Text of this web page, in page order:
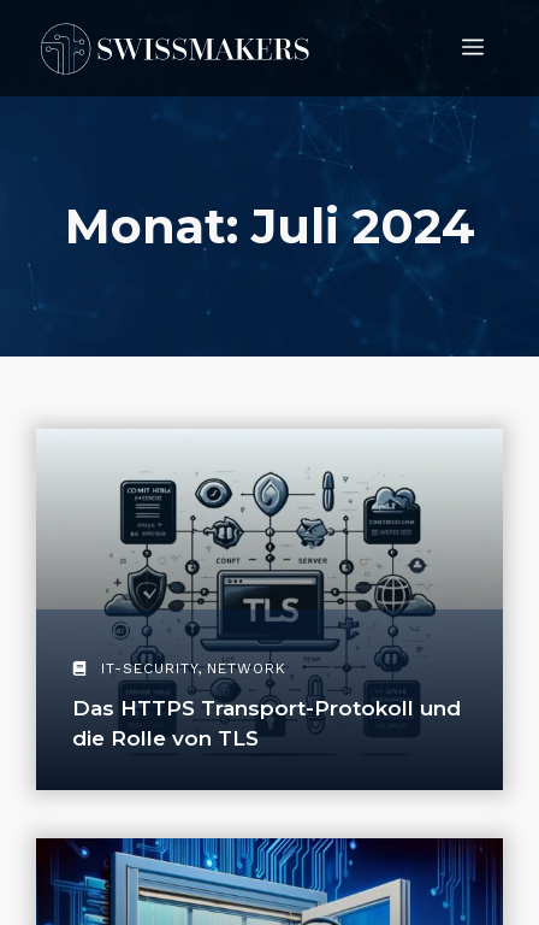
zum
Inhalt
Menü
Monat:Juli 2024
IT-SECURITY,NETWORK
Das HTTPS Transport-Protokoll und
die Rolle von TLS